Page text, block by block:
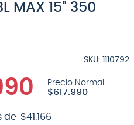
MAX 15" 350
SKU: 1110792
$617.990
de $41 166